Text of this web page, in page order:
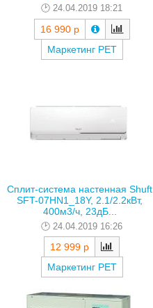
24.04.2019 18:21
16 990 р
Маркетинг РЕТ
Сплит-система настенная Shuft
SFT-07HN1_18Y, 2.1/2.2кВт,
400м3/ч, 23дБ...
24.04.2019 16:26
12 999 р
Маркетинг РЕТ